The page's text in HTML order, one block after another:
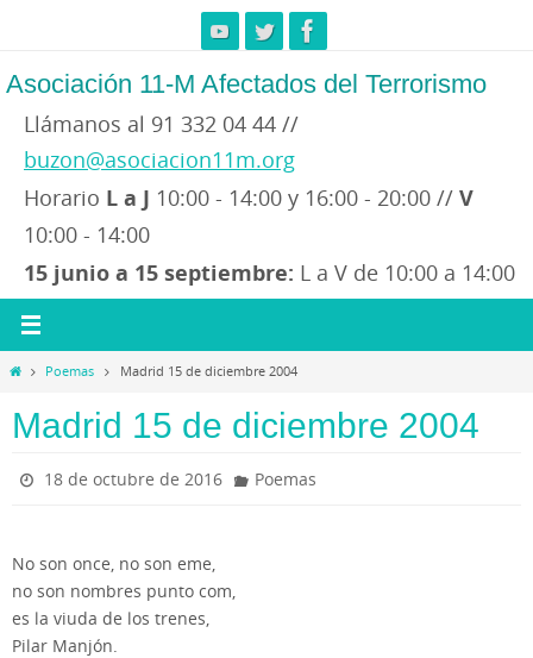
contenido
Asociación 11-M Afectados del Terrorismo
Llámanos al 91 332 04 44 //
buzon@asociacion11m.org
Horario L a J 10:00 - 14:00 y 16:00 - 20:00 // V
10:00 - 14:00
15 junio a 15 septiembre: L a V de 10:00 a 14:00
InicioPoemas Madrid 15 de diciembre 2004
Madrid 15 de diciembre 2004
18 de octubre de 2016 Poemas
No son once, no son eme,
no son nombres punto com,
es la viuda de los trenes,
Pilar Manjón.